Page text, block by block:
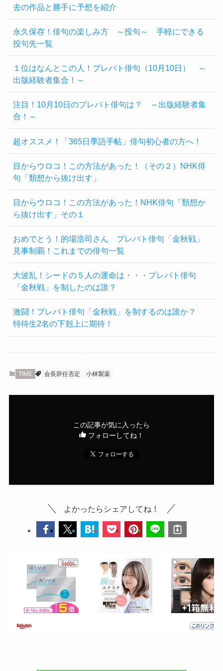
去の作品と勝手に予想を紹介
永久保存！俳句の楽しみ方 ～投句～ 手軽にできる
投句先一覧
１位はなんとこの人！プレバト俳句（10月10日） ～
出版経験者集合！～
注目！10月10日のプレバト俳句は？ ～出版経験者集
合！～
超オススメ！「365日季語手帖」俳句初心者の方へ！
目からウロコ！この方法があった！（その２）NHK俳
句「類想から抜け出す」
目からウロコ！この方法があった！NHK俳句「類想か
ら抜け出す」その１
おめでとう！的場浩司さん プレバト俳句「金秋戦」
見事制覇！これまでの俳句一覧
大波乱！シードの５人の運命は・・・プレバト俳句
「金秋戦」を制したのは誰？
激闘！プレバト俳句「金秋戦」を制するのは誰か？
特待生2名の下剋上に期待！
TIME 会長辞任否定 小林製薬
この記事が気に入ったら
フォローしてね！
よかったらシェアしてね！